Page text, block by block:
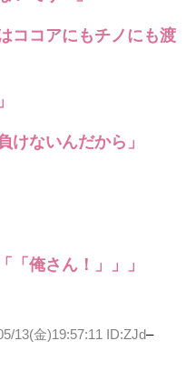
ココアにもチノにも渡
けないんだから」
俺さん！」」」
13(金)19:57:11 ID:ZJd–